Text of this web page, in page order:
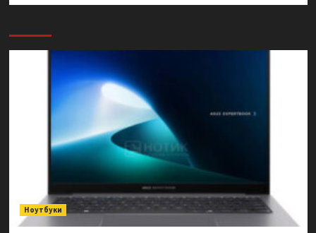
Ноутбуки